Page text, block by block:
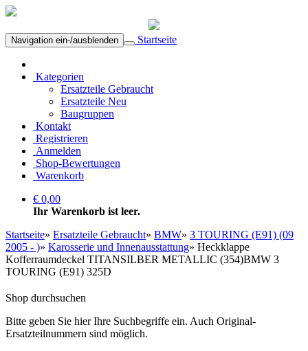
Navigation ein-/ausblenden Startseite
Kategorien
Ersatzteile Gebraucht
Ersatzteile Neu
Baugruppen
Kontakt
Registrieren
Anmelden
Shop-Bewertungen
Warenkorb
€ 0,00
Ihr Warenkorb ist leer.
Startseite» Ersatzteile Gebraucht» BMW» 3 TOURING (E91) (09
2005 - )» Karosserie und Innenausstattung» Heckklappe
Kofferraumdeckel TITANSILBER METALLIC (354)BMW 3
TOURING (E91) 325D
Shop durchsuchen
Bitte geben Sie hier Ihre Suchbegriffe ein. Auch Original-
Ersatzteilnummern sind möglich.